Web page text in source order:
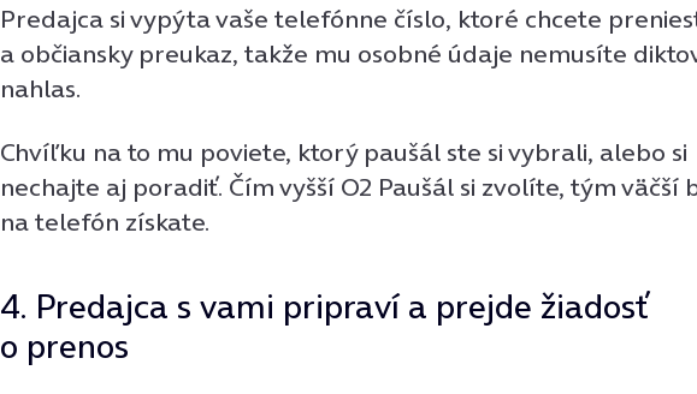
Predajca si vypýta vaše telefónne číslo, ktoré chcete
a občiansky preukaz, takže mu osobné údaje nemusíte
nahlas.
Chvíľku na to mu poviete, ktorý paušál ste si vybrali, alebo si
nechajte aj poradiť. Čím vyšší O2 Paušál si zvolíte, tým väčší
na telefón získate.
4. Predajca s vami pripraví a prejde žiadosť
o prenos